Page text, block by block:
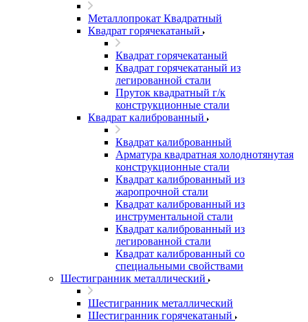
Металлопрокат Квадратный
Квадрат горячекатаный
Квадрат горячекатаный
Квадрат горячекатаный из
легированной стали
Пруток квадратный г/к
конструкционные стали
Квадрат калиброванный
Квадрат калиброванный
Арматура квадратная холоднотянутая
конструкционные стали
Квадрат калиброванный из
жаропрочной стали
Квадрат калиброванный из
инструментальной стали
Квадрат калиброванный из
легированной стали
Квадрат калиброванный со
специальными свойствами
Шестигранник металлический
Шестигранник металлический
Шестигранник горячекатаный